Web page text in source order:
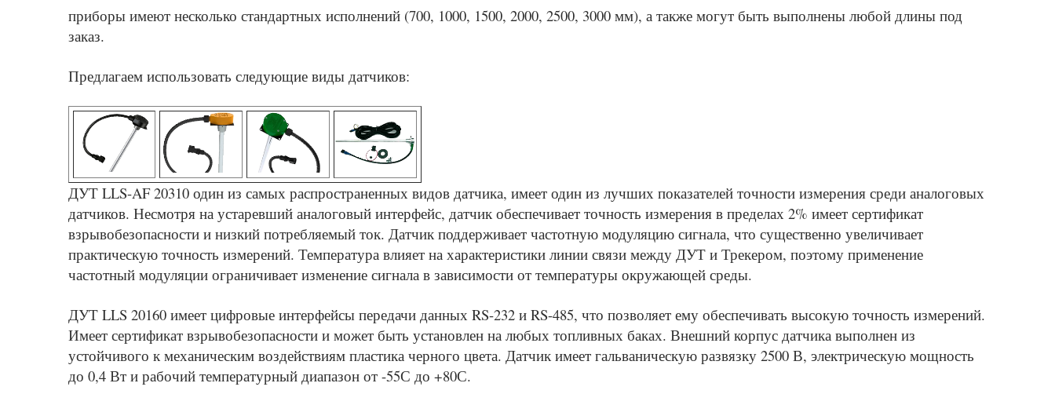
приборы имеют несколько стандартных исполнений (700, 1000, 1500, 2000, 2500, 3000 мм), а также могут быть выполнены любой длины под
заказ.
Предлагаем использовать следующие виды датчиков:
ДУТ LLS-AF 20310 один из самых распространенных видов датчика, имеет один из лучших показателей точности измерения среди аналоговых
датчиков. Несмотря на устаревший аналоговый интерфейс, датчик обеспечивает точность измерения в пределах 2% имеет сертификат
взрывобезопасности и низкий потребляемый ток. Датчик поддерживает частотную модуляцию сигнала, что существенно увеличивает
практическую точность измерений. Температура влияет на характеристики линии связи между ДУТ и Трекером, поэтому применение
частотный модуляции ограничивает изменение сигнала в зависимости от температуры окружающей среды.
ДУТ LLS 20160 имеет цифровые интерфейсы передачи данных RS-232 и RS-485, что позволяет ему обеспечивать высокую точность измерений.
Имеет сертификат взрывобезопасности и может быть установлен на любых топливных баках. Внешний корпус датчика выполнен из
устойчивого к механическим воздействиям пластика черного цвета. Датчик имеет гальваническую развязку 2500 В, электрическую мощность
до 0,4 Вт и рабочий температурный диапазон от -55С до +80С.